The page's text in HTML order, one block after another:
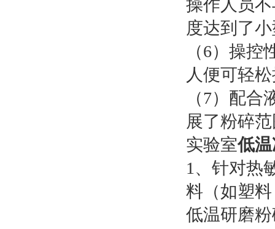
操作人员
度达到了
（6）操
人便可轻
（7）配
展了粉碎
实验室低
1、针对热
料（如塑
低温研磨